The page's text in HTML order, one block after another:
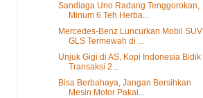
Sandiaga Uno Radang Tenggorokan,
Minum 6 Teh Herba...
Mercedes-Benz Luncurkan Mobil SUV
GLS Termewah di ...
Unjuk Gigi di AS, Kopi Indonesia Bidik
Transaksi 2...
Bisa Berbahaya, Jangan Bersihkan
Mesin Motor Pakai...